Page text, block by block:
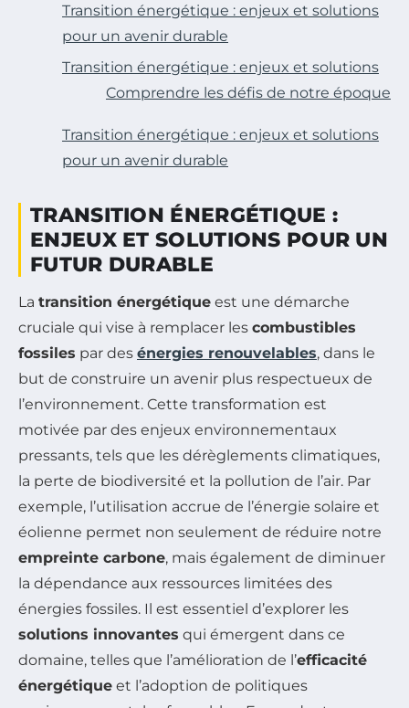
Transition énergétique : enjeux et solutions
pour un avenir durable
Transition énergétique : enjeux et solutions
Comprendre les défis de notre époque
Transition énergétique : enjeux et solutions
pour un avenir durable
TRANSITION ÉNERGÉTIQUE :
ENJEUX ET SOLUTIONS POUR UN
FUTUR DURABLE
La transition énergétique est une démarche
cruciale qui vise à remplacer les combustibles
fossiles par des énergies renouvelables, dans le
but de construire un avenir plus respectueux de
l’environnement. Cette transformation est
motivée par des enjeux environnementaux
pressants, tels que les dérèglements climatiques,
la perte de biodiversité et la pollution de l’air. Par
exemple, l’utilisation accrue de l’énergie solaire et
éolienne permet non seulement de réduire notre
empreinte carbone, mais également de diminuer
la dépendance aux ressources limitées des
énergies fossiles. Il est essentiel d’explorer les
solutions innovantes qui émergent dans ce
domaine, telles que l’amélioration de l’efficacité
énergétique et l’adoption de politiques